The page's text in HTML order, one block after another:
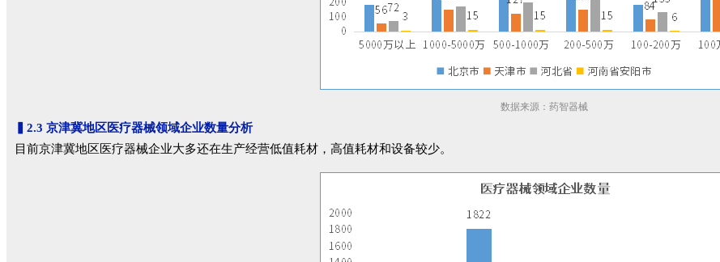
数据来源：药智器械
2.3 京津冀地区医疗器械领域企业数量分析
目前京津冀地区医疗器械企业大多还在生产经营低值耗材，高值耗材和设备较少。